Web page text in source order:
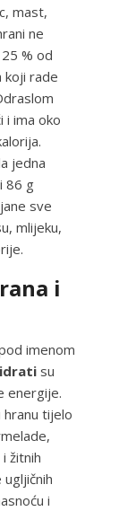
mast,
ne
% od
koji rade
i ima oko
jedna
86 g
sve
mlijeku,
i
imenom
su
energije.
hranu tijelo
žitnih
i